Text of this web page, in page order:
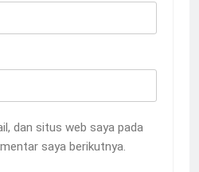
dan situs web saya pada
saya berikutnya.